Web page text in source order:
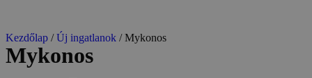
Kezdőlap /Új ingatlanok / Mykonos
Mykonos